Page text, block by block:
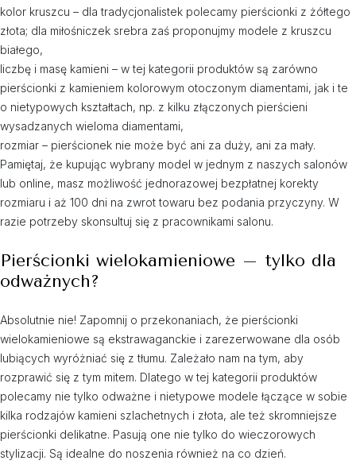
kolor kruszcu – dla tradycjonalistek polecamy pierścionki z żółtego
złota; dla miłośniczek srebra zaś proponujmy modele z kruszcu
białego,
liczbę i masę kamieni – w tej kategorii produktów są zarówno
pierścionki z kamieniem kolorowym otoczonym diamentami, jak i te
o nietypowych kształtach, np. z kilku złączonych pierścieni
wysadzanych wieloma diamentami,
rozmiar – pierścionek nie może być ani za duży, ani za mały.
Pamiętaj, że kupując wybrany model w jednym z naszych salonów
lub online, masz możliwość jednorazowej bezpłatnej korekty
rozmiaru i aż 100 dni na zwrot towaru bez podania przyczyny. W
razie potrzeby skonsultuj się z pracownikami salonu.
Pierścionki wielokamieniowe – tylko dla
odważnych?
Absolutnie nie! Zapomnij o przekonaniach, że pierścionki
wielokamieniowe są ekstrawaganckie i zarezerwowane dla osób
lubiących wyróżniać się z tłumu. Zależało nam na tym, aby
rozprawić się z tym mitem. Dlatego w tej kategorii produktów
polecamy nie tylko odważne i nietypowe modele łączące w sobie
kilka rodzajów kamieni szlachetnych i złota, ale też skromniejsze
pierścionki delikatne. Pasują one nie tylko do wieczorowych
stylizacji. Są idealne do noszenia również na co dzień.